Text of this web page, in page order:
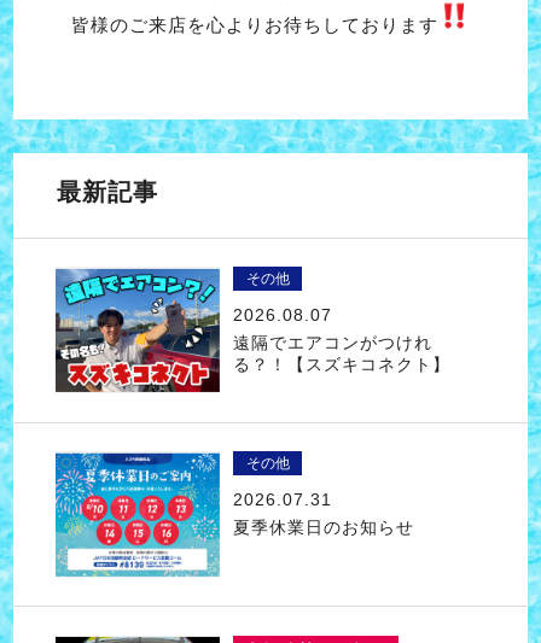
皆様のご来店を心よりお待ちしております
最新記事
その他
2026.08.07
遠隔でエアコンがつけれ
る？！【スズキコネクト】
その他
2026.07.31
夏季休業日のお知らせ